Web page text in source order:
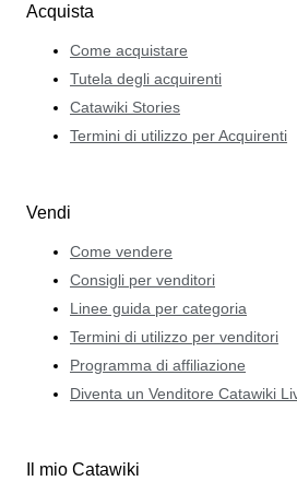
Acquista
Come acquistare
Tutela degli acquirenti
Catawiki Stories
Termini di utilizzo per Acquirenti
Vendi
Come vendere
Consigli per venditori
Linee guida per categoria
Termini di utilizzo per venditori
Programma di affiliazione
Diventa un Venditore Catawiki
Il mio Catawiki